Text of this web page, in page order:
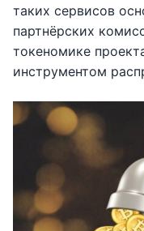
таких сервисов
партнёрских
токеномике
инструментом